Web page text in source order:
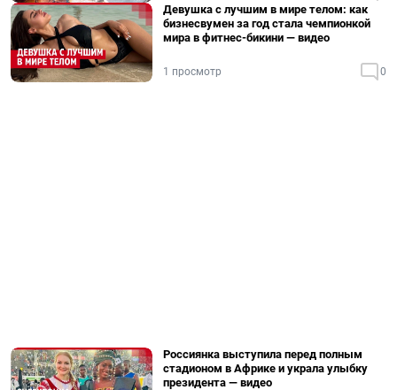
Девушка с лучшим в мире телом: как
бизнесвумен за год стала чемпионкой
мира в фитнес-бикини — видео
1 просмотр 0
Россиянка выступила перед полным
стадионом в Африке и украла улыбку
президента — видео